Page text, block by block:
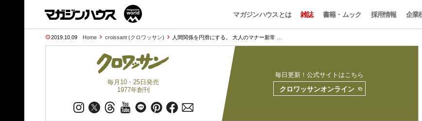
マガジンハウスとは 雑誌 書籍・ムック 採用情報 企業
2019.10.09 Home croissant (クロワッサン) 人間関係を円滑にする。 大人のマナー新常 …
毎月10・25日発売
1977年創刊
毎日更新！公式サイトはこちら
クロワッサンオンライン